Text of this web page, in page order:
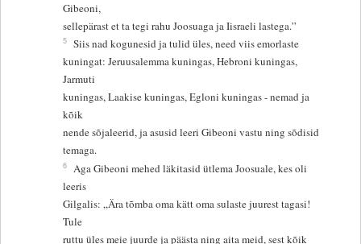
Gibeoni,
sellepärast et ta tegi rahu Joosuaga ja Iisraeli lastega.”
5 Siis nad kogunesid ja tulid üles, need viis emorlaste
kuningat: Jeruusalemma kuningas, Hebroni kuningas,
Jarmuti
kuningas, Laakise kuningas, Egloni kuningas - nemad ja
kõik
nende sõjaleerid, ja asusid leeri Gibeoni vastu ning sõdisid
temaga.
6 Aga Gibeoni mehed läkitasid ütlema Joosuale, kes oli
leeris
Gilgalis: „Ära tõmba oma kätt oma sulaste juurest tagasi!
Tule
ruttu üles meie juurde ja päästa ning aita meid, sest kõik